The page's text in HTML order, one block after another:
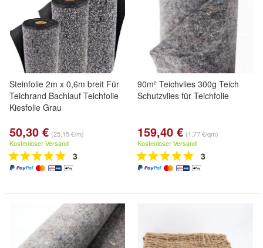
Steinfolie 2m x 0,6m breit Für
Teichrand Bachlauf Teichfolie
Kiesfolie Grau
50,30 € (25,15 €/m)
Kostenloser Versand
3
90m² Teichvlies 300g Teich
Schutzvlies für Teichfolie
159,40 € (1,77 €/qm)
Kostenloser Versand
3